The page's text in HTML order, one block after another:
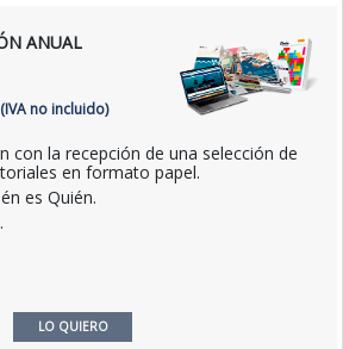
ANUAL
(IVA no incluido)
con la recepción de una selección de
en formato papel.
es Quién.
LO QUIERO